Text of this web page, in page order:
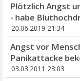
Plötzlich Angst
- habe
20.06.2019 21:34
Angst vor
Panikattacke
03.03.2011 23:03